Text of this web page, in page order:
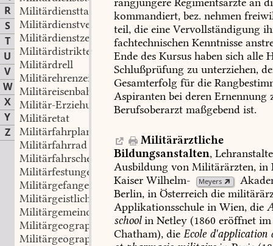
R
S
T
U
V
W
X
Y
Z
Militärdiensttauglichkeit
Militärdienstversicherung
Militärdienstzeichen
Militärdistrikte
Militärdrell
Militärehrenzeichen
Militäreisenbahnwesen
Militär-Erziehungs und Bildungsanstalten
Militäretat
Militärfahrplan
Militärfahrrad
Militärfahrschein
Militärfestungen
Militärgefangenhäuser
Militärgeistliche
Militärgemeinde
Militärgeographie
Militärgeographisches Institut
kommandiert, bez. nehmen
teil, die eine Vervollständigung
fachtechnischen Kenntnisse
Ende des Kursus haben sich alle
Schlußprüfung zu unterziehen,
Gesamterfolg für die
Aspiranten bei deren Ernennung
Berufsoberarzt maßgebend ist.
Militärärztliche
Bildungsanstalten,
Ausbildung von Militärärzten, in
Kaiser Wilhelm- Meyers
Berlin, in Österreich die
Applikationsschule in Wien, die
schoolin Netley (1860 eröffnet im
Chatham), die Ecole d'application